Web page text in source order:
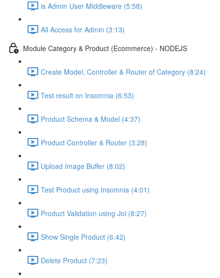
is Admin User Middleware (5:58)
All Access for Admin (3:13)
Module Category & Product (Ecommerce) - NODEJS
Create Model, Controller & Router of Category (8:24)
Test result on Insomnia (6:53)
Product Schema & Model (4:37)
Product Controller & Router (3:28)
Upload Image Buffer (8:02)
Test Product using Insomnia (4:01)
Product Validation using Joi (8:27)
Show Single Product (6:42)
Delete Product (7:23)